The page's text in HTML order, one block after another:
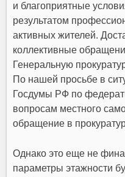
и благоприятные
результатом
активных жителей.
коллективные
Генеральную
По нашей просьбе в
Госдумы РФ по
вопросам местного
обращение в
Однако это еще не
параметры этажности